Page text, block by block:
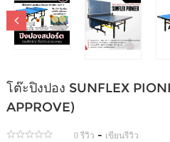
โต๊ะปิงปอง SUNFLEX
APPROVE)
0 รีวิว - เขียนรีวิว